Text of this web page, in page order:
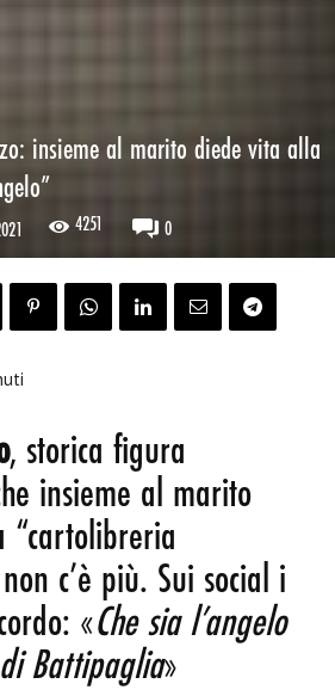
insieme al marito diede vita alla
4251 0
, storica figura
insieme al marito
“cartolibreria
c’è più. Sui social i
«Che sia l’angelo
Battipaglia»